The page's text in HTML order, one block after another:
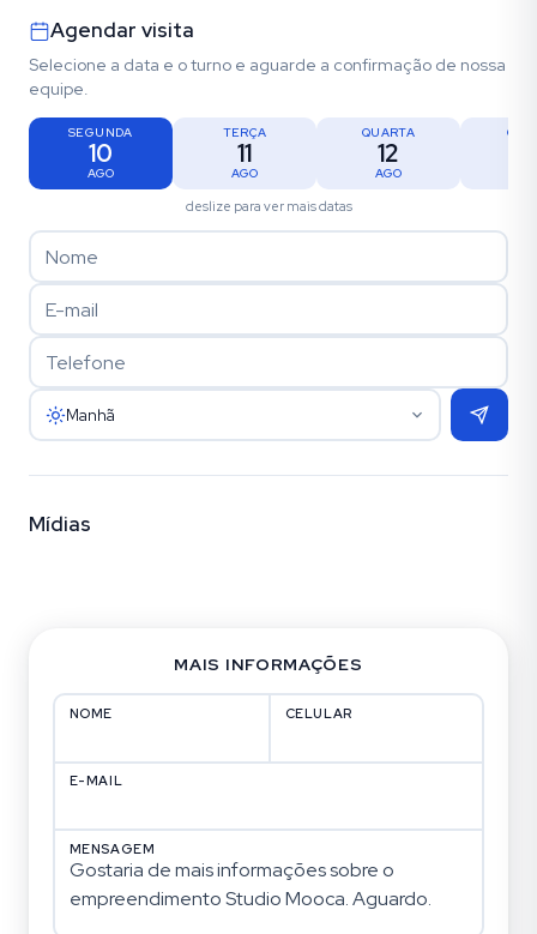
Agendar visita
Selecione a data e o turno e aguarde a confirmação de nossa
equipe.
SEGUNDA
10
AGO
TERÇA
11
AGO
QUARTA
12
AGO
deslize para ver mais datas
Manhã
Mídias
MAIS INFORMAÇÕES
NOME CELULAR
E-MAIL
MENSAGEM